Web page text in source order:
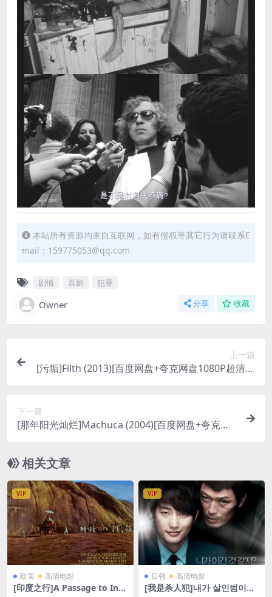
本站所有资源均来自互联网，如有侵权等其它行为请联系E
mail：159775053@qq.com
剧情 喜剧 犯罪
Owner 分享 收藏
上一篇
[污垢]Filth (2013)[百度网盘+夸克网盘1080P超清未
下一篇
[那年阳光灿烂]Machuca (2004)[百度网盘+夸克网
4/6.6G][中文字幕]
相关文章
VIP
欧美 高清电影
[印度之行]A Passage to Indi
VIP
日韩 高清电影
[我是杀人犯]내가 살인범이다